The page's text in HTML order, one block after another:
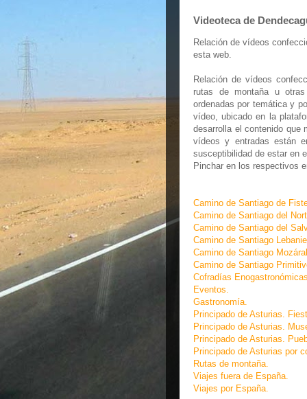
Videoteca de
Relación de vídeos
esta web.
Relación de vídeos
rutas de montaña u
ordenadas por temática y
vídeo, ubicado en la
desarrolla el contenido que
vídeos y entradas están
susceptibilidad de estar en
Pinchar en los respectivos
Camino de Santiago de
Camino de Santiago del
Camino de Santiago del
Camino de Santiago
Camino de Santiago
Camino de Santiago
Cofradías
Eventos.
Gastronomía.
Principado de Asturias.
Principado de Asturias.
Principado de Asturias.
Principado de Asturias por
Rutas de montaña.
Viajes fuera de España.
Viajes por España.